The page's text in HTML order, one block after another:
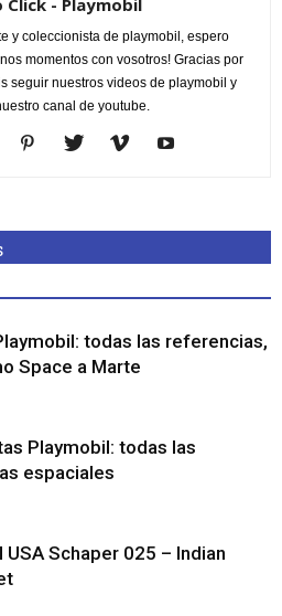
y coleccionista de playmobil, espero
momentos con vosotros! Gracias por
seguir nuestros videos de playmobil y
canal de youtube.
todas las referencias,
Space a Marte
Playmobil: todas las
espaciales
USA Schaper 025 – Indian